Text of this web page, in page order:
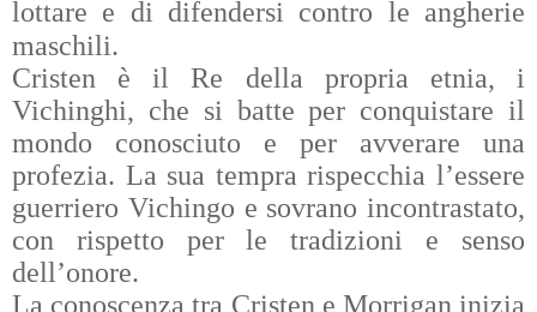
lottare e di difendersi contro le angherie
maschili.
Cristen è il Re della propria etnia, i
Vichinghi, che si batte per conquistare il
mondo conosciuto e per avverare una
profezia. La sua tempra rispecchia l’essere
guerriero Vichingo e sovrano incontrastato,
con rispetto per le tradizioni e senso
dell’onore.
La conoscenza tra Cristen e Morrigan inizia